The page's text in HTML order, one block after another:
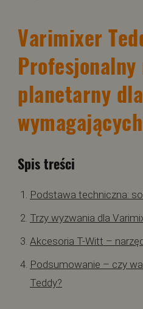
Varimixer
planetarny dla
Spis treści
Podstawa techniczna:
Trzy wyzwania dla
Akcesoria T-Witt –
Podsumowanie – czy
Teddy?